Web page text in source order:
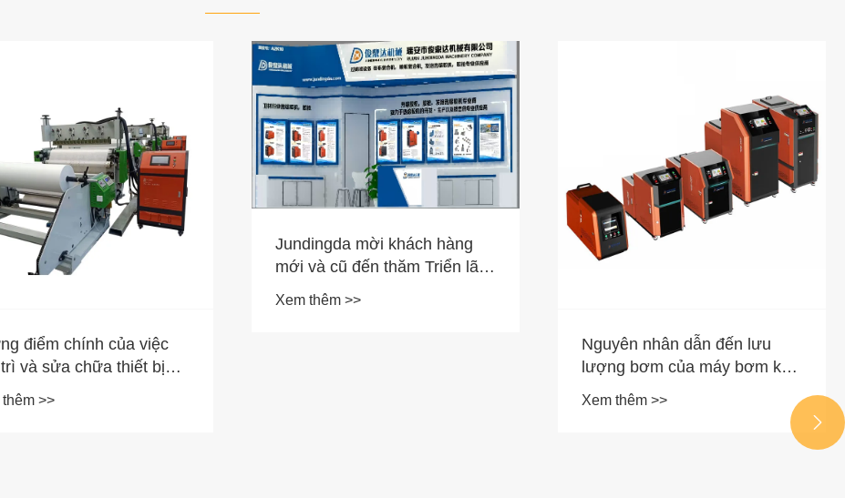
điểm chính của việc
và sửa chữa thiết bị
sơn máy sơn là gì?
>>
Jundingda mời khách hàng
mới và cũ đến thăm Triển lãm
giấy dùng một lần quốc tế
Xem thêm >>
Nguyên nhân dẫn đến lưu
lượng bơm của máy bơm keo
nóng chảy bánh răng và sự
Xem thêm >>
